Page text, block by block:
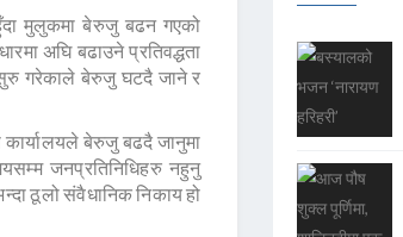
मुलुकमा बेरुजु बढन गएको
अघि बढाउने प्रतिवद्धता
सुरु गरेकाले बेरुजु घटदै जाने र
बेरुजु बढदै जानुमा
जनप्रतिनिधिहरु नहुनु
ठूलो संवैधानिक निकाय हो